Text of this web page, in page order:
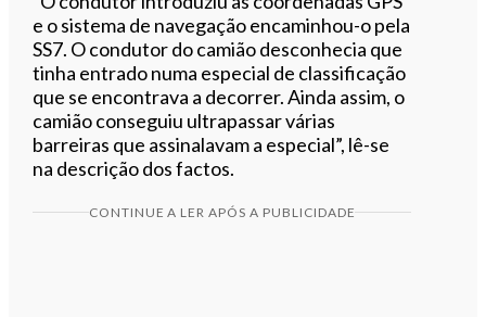
e o sistema de navegação encaminhou-o pela
SS7. O condutor do camião desconhecia que
tinha entrado numa especial de classificação
que se encontrava a decorrer. Ainda assim, o
camião conseguiu ultrapassar várias
barreiras que assinalavam a especial”, lê-se
na descrição dos factos.
CONTINUE A LER APÓS A PUBLICIDADE